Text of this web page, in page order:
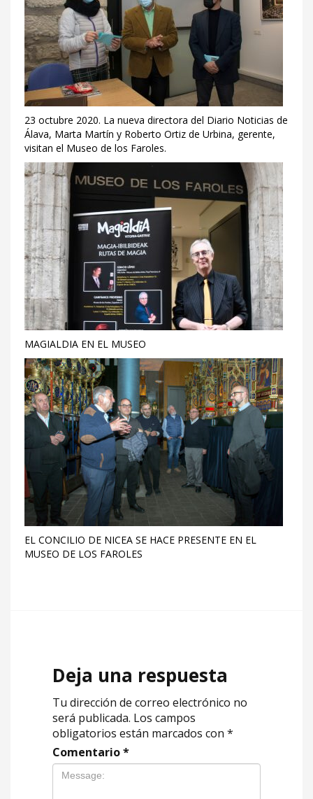
23 octubre 2020. La nueva directora del Diario Noticias de
Álava, Marta Martín y Roberto Ortiz de Urbina, gerente,
visitan el Museo de los Faroles.
MAGIALDIA EN EL MUSEO
EL CONCILIO DE NICEA SE HACE PRESENTE EN EL
MUSEO DE LOS FAROLES
Deja una respuesta
Tu dirección de correo electrónico no
será publicada. Los campos
obligatorios están marcados con *
Comentario*